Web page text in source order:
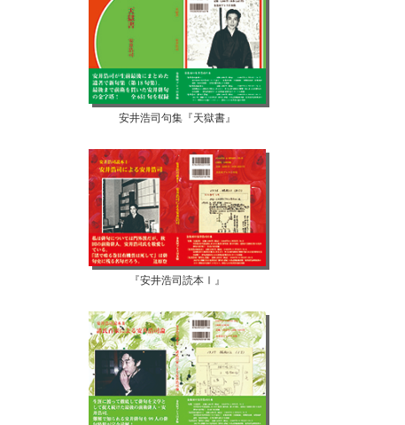
安井浩司句集『天獄書』
『安井浩司読本Ⅰ』